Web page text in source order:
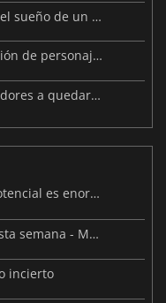
WoW, impulsado por la IA, reaviva el sueño de un MMO para un solo jugador
Blizzard baja el precio de la clonación de personajes para Burning Crusade Classic
World of Warcraft anima a los jugadores a quedarse en casa con una gran bonificación
Farever tiene asperezas, pero el potencial es enorme
Lanzamientos de videojuegos de esta semana - Marzo 2026 (Semana 10)
incierto